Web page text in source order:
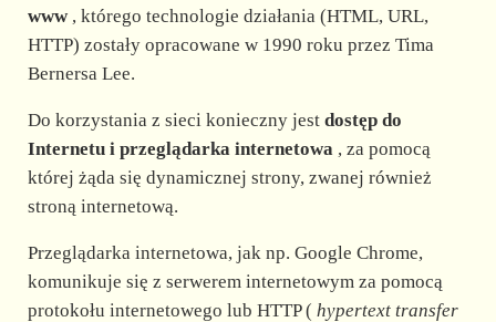
www, którego technologie działania (HTML, URL,
HTTP) zostały opracowane w 1990 roku przez Tima
Bernersa Lee.
Do korzystania z sieci konieczny jest dostęp do
Internetu i przeglądarka internetowa, za pomocą
której żąda się dynamicznej strony, zwanej również
stroną internetową.
Przeglądarka internetowa, jak np. Google Chrome,
komunikuje się z serwerem internetowym za pomocą
protokołu internetowego lub HTTP ( hypertext transfer